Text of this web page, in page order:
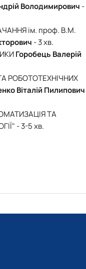
Володимирович -
ім. проф. В.М.
- 3 хв.
Горобець Валерій
РОБОТОТЕХНІЧНИХ
Віталій Пилипович
ТА
- 3-5 хв.